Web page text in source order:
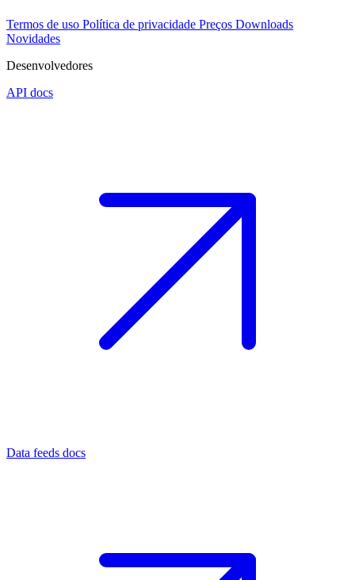
Termos de uso Política de privacidade Preços Downloads
Novidades
Desenvolvedores
API docs
Data feeds docs